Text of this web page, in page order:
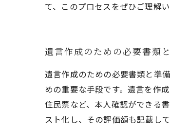
て、このプロセスをぜひご理解
遺言作成のための必要書類
遺言作成のための必要書類と準
めの重要な手段です。遺言を作
住民票など、本人確認ができる
スト化し、その評価額も記載し